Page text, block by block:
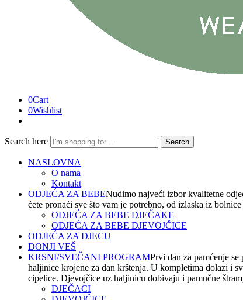
0Cart
0Wishlist
Search here Search
NASLOVNA
O nama
Kontakt
ODJEĆA ZA BEBENudimo najveći izbor kvalitetne
ćete pronaći sve što vam je potrebno, od izlaska iz
ODJEĆA ZA BEBE DJEČAKE
ODJEĆA ZA BEBE DJEVOJČICE
ODJEĆA ZA DJECU
DONJI VEŠ
KRSNI/SVEČANI PROGRAMPrvi dan za pamćenje
haljinice krojene za dan krštenja. U kompletima dolazi i
cipelice. Djevojčice uz haljinicu dobivaju i pamučne
DJEČACI